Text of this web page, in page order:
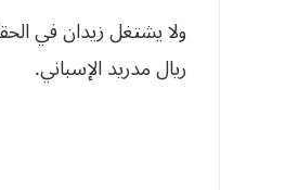
ريال مدريد الإسباني.